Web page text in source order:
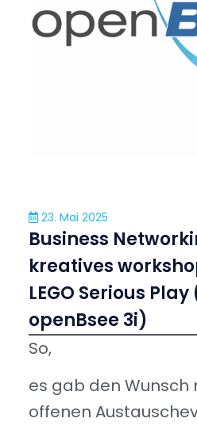
23. Mai 2025
Business
kreatives
LEGO Serious
openBsee 3i)
So,
es gab den Wunsch
offenen